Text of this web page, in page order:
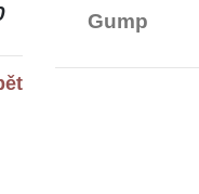
Gump